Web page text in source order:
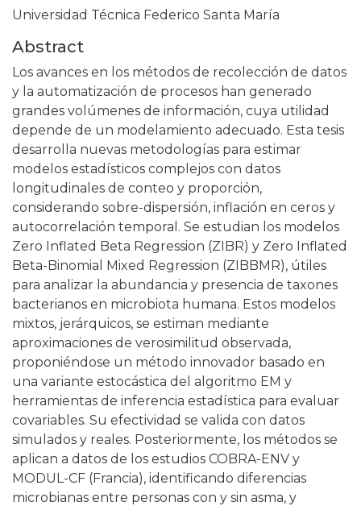
Universidad Técnica Federico Santa María
Abstract
Los avances en los métodos de recolección de datos
y la automatización de procesos han generado
grandes volúmenes de información, cuya utilidad
depende de un modelamiento adecuado. Esta tesis
desarrolla nuevas metodologías para estimar
modelos estadísticos complejos con datos
longitudinales de conteo y proporción,
considerando sobre-dispersión, inflación en ceros y
autocorrelación temporal. Se estudian los modelos
Zero Inflated Beta Regression (ZIBR) y Zero Inflated
Beta-Binomial Mixed Regression (ZIBBMR), útiles
para analizar la abundancia y presencia de taxones
bacterianos en microbiota humana. Estos modelos
mixtos, jerárquicos, se estiman mediante
aproximaciones de verosimilitud observada,
proponiéndose un método innovador basado en
una variante estocástica del algoritmo EM y
herramientas de inferencia estadística para evaluar
covariables. Su efectividad se valida con datos
simulados y reales. Posteriormente, los métodos se
aplican a datos de los estudios COBRA-ENV y
MODUL-CF (Francia), identificando diferencias
microbianas entre personas con y sin asma, y